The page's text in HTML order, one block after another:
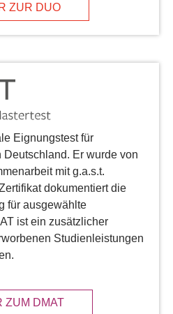
ZUR DUO
Eignungstest für
Deutschland. Er wurde von
mit g.a.s.t.
dokumentiert die
für ausgewählte
ist ein zusätzlicher
Studienleistungen
ZUM DMAT